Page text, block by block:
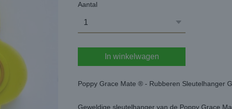
Aantal
In winkelwagen
Poppy Grace Mate ® - Rubberen Sleutelhanger
Geweldige sleutelhanger van de Poppy Grace